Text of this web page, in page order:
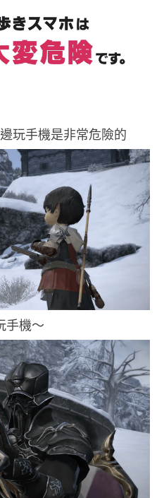
玩手機是非常危險的
機～